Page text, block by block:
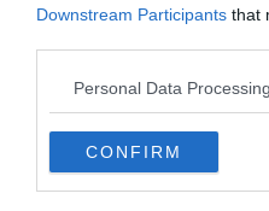
Downstream Participants that
Personal Data
CONFIRM